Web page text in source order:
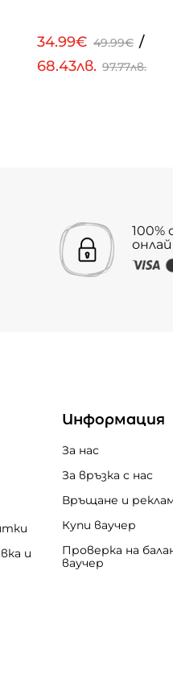
34.99€ 49.99€ /
68.43лв. 97.77лв.
100%
и
Информация
За нас
За връзка с нас
Връщане и
Купи ваучер
Проверка на
ваучер